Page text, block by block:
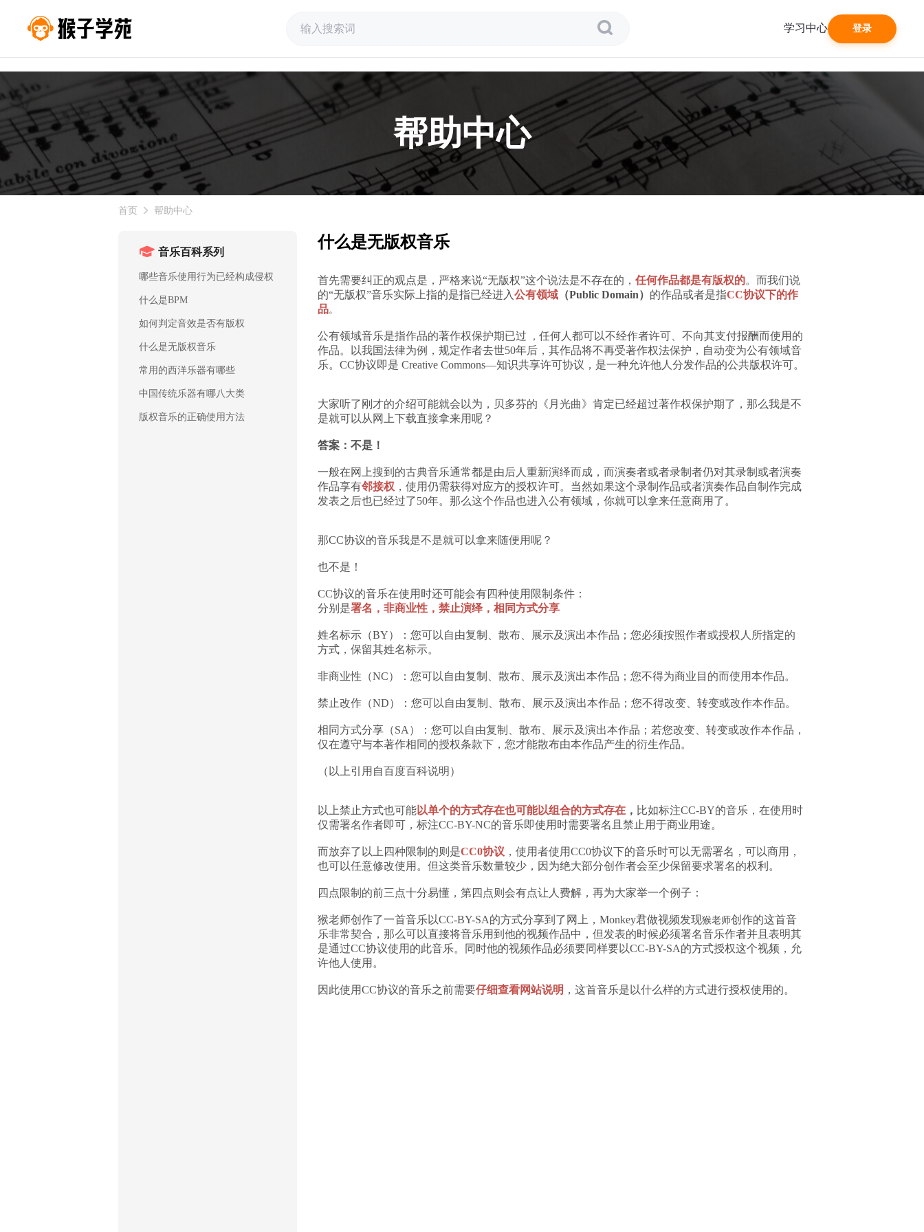
学习中心 登录
帮助中心
首页 帮助中心
音乐百科系列
哪些音乐使用行为已经构成侵权
什么是BPM
如何判定音效是否有版权
什么是无版权音乐
常用的西洋乐器有哪些
中国传统乐器有哪八大类
版权音乐的正确使用方法
什么是无版权音乐
首先需要纠正的观点是，严格来说“无版权”这个说法是不存在的， 任何作品都是有版权的。而我们说
的“无版权”音乐实际上指的是指已经进入公有领域 （Public Domain） 的作品或者是指CC协议下的作
品。
公有领域音乐是指作品的著作权保护期已过 ， 任何人都可以不经作者许可、不向其支付报酬而使用的
作品。以我国法律为例，规定作者去世50年后，其作品将不再受著作权法保护，自动变为公有领域音
乐。CC协议即是 Creative Commons—知识共享许可协议，是一种允许他人分发作品的公共版权许可。
大家听了刚才的介绍可能就会以为，贝多芬的《月光曲》肯定已经超过著作权保护期了，那么我是不
是就可以从网上下载直接拿来用呢？
答案：不是！
一般在网上搜到的古典音乐通常都是由后人重新演绎而成，而演奏者或者录制者仍对其录制或者演奏
作品享有邻接权 ，使用仍需获得对应方的授权许可。当然如果这个录制作品或者演奏作品自制作完成
发表之后也已经过了50年。那么这个作品也进入公有领域，你就可以拿来任意商用了。
那CC协议的音乐我是不是就可以拿来随便用呢？
也不是！
CC协议的音乐在使用时还可能会有四种使用限制条件：
分别是署名，非商业性，禁止演绎，相同方式分享
姓名标示（BY）：您可以自由复制、散布、展示及演出本作品；您必须按照作者或授权人所指定的
方式，保留其姓名标示。
非商业性（NC）：您可以自由复制、散布、展示及演出本作品；您不得为商业目的而使用本作品。
禁止改作（ND）：您可以自由复制、散布、展示及演出本作品；您不得改变、转变或改作本作品。
相同方式分享（SA）：您可以自由复制、散布、展示及演出本作品；若您改变、转变或改作本作品，
仅在遵守与本著作相同的授权条款下，您才能散布由本作品产生的衍生作品。
（以上引用自百度百科说明）
以上禁止方式也可能以单个的方式存在也可能以组合的方式存在 ， 比如标注CC-BY的音乐，在使用时
仅需署名作者即可，标注CC-BY-NC的音乐即使用时需要署名且禁止用于商业用途。
而放弃了以上四种限制的则是CC0协议 ，使用者使用CC0协议下的音乐时可以无需署名，可以商用，
也可以任意修改使用。但这类音乐数量较少，因为绝大部分创作者会至少保留要求署名的权利。
四点限制的前三点十分易懂，第四点则会有点让人费解，再为大家举一个例子：
猴老师创作了一首音乐以CC-BY-SA的方式分享到了网上，Monkey君做视频发现猴老师创作的这首音
乐非常契合，那么可以直接将音乐用到他的视频作品中，但发表的时候必须署名音乐作者并且表明其
是通过CC协议使用的此音乐。同时他的视频作品必须要同样要以CC-BY-SA的方式授权这个视频，允
许他人使用。
因此使用CC协议的音乐之前需要仔细查看网站说明 ，这首音乐是以什么样的方式进行授权使用的。